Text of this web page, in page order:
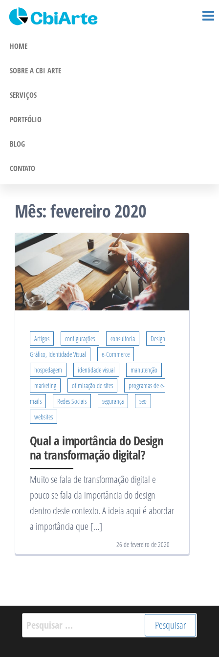
Pular
para
HOME
SOBRE A CBI ARTE
SERVIÇOS
PORTFÓLIO
BLOG
CONTATO
Mês:fevereiro 2020
Artigos configurações consultoria
Design
Gráfico, Identidade Visual
e-Commerce
hospedagem
identidade visual
manutenção
marketing
otimização de sites
programas de e-
mails
Redes Sociais segurança
seo
websites
Qual a importância do Design
na transformação digital?
Muito se fala de transformação digital e
pouco se fala da importância do design
dentro deste contexto. A ideia aqui é abordar
a importância que […]
26 de fevereiro de 2020
Pesquisar
por: